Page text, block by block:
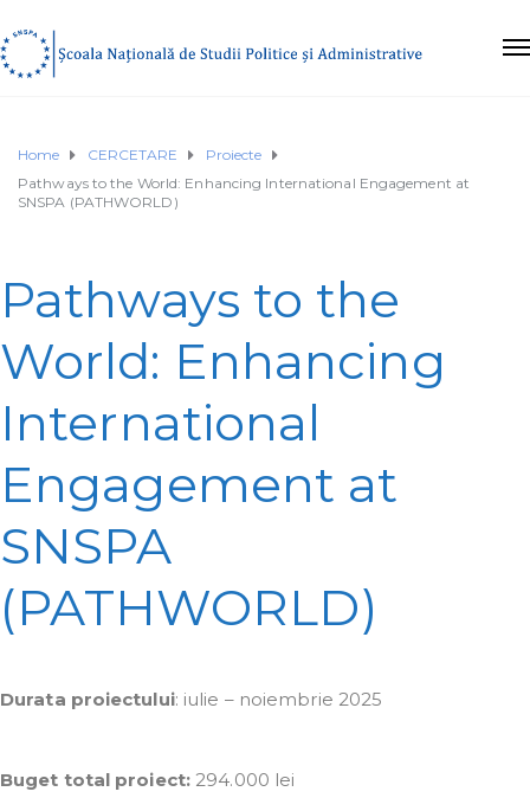
Home CERCETARE
Proiecte
Pathways to the World: Enhancing International Engagement at
SNSPA (PATHWORLD)
Pathways to the
World: Enhancing
International
Engagement at
SNSPA
(PATHWORLD)
Durata proiectului: iulie – noiembrie 2025
Buget total proiect: 294.000 lei